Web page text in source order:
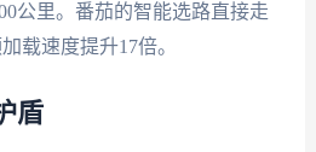
公里。番茄的智能选路直接走
载速度提升17倍。
盾